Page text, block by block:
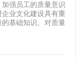
强员工的质量意识
业文化建设具有重
基础知识、对质量